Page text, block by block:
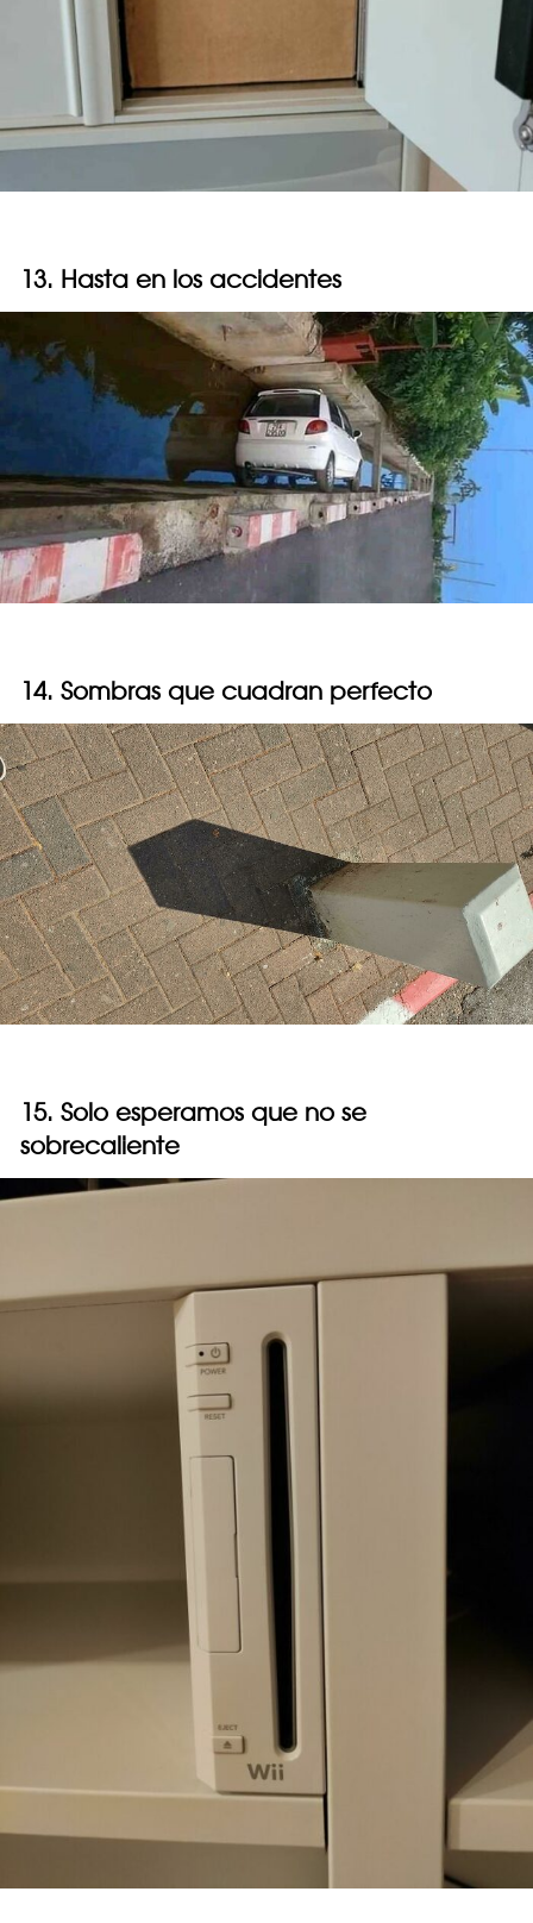
13. Hasta en los accidentes
14. Sombras que cuadran perfecto
15. Solo esperamos que no se
sobrecaliente